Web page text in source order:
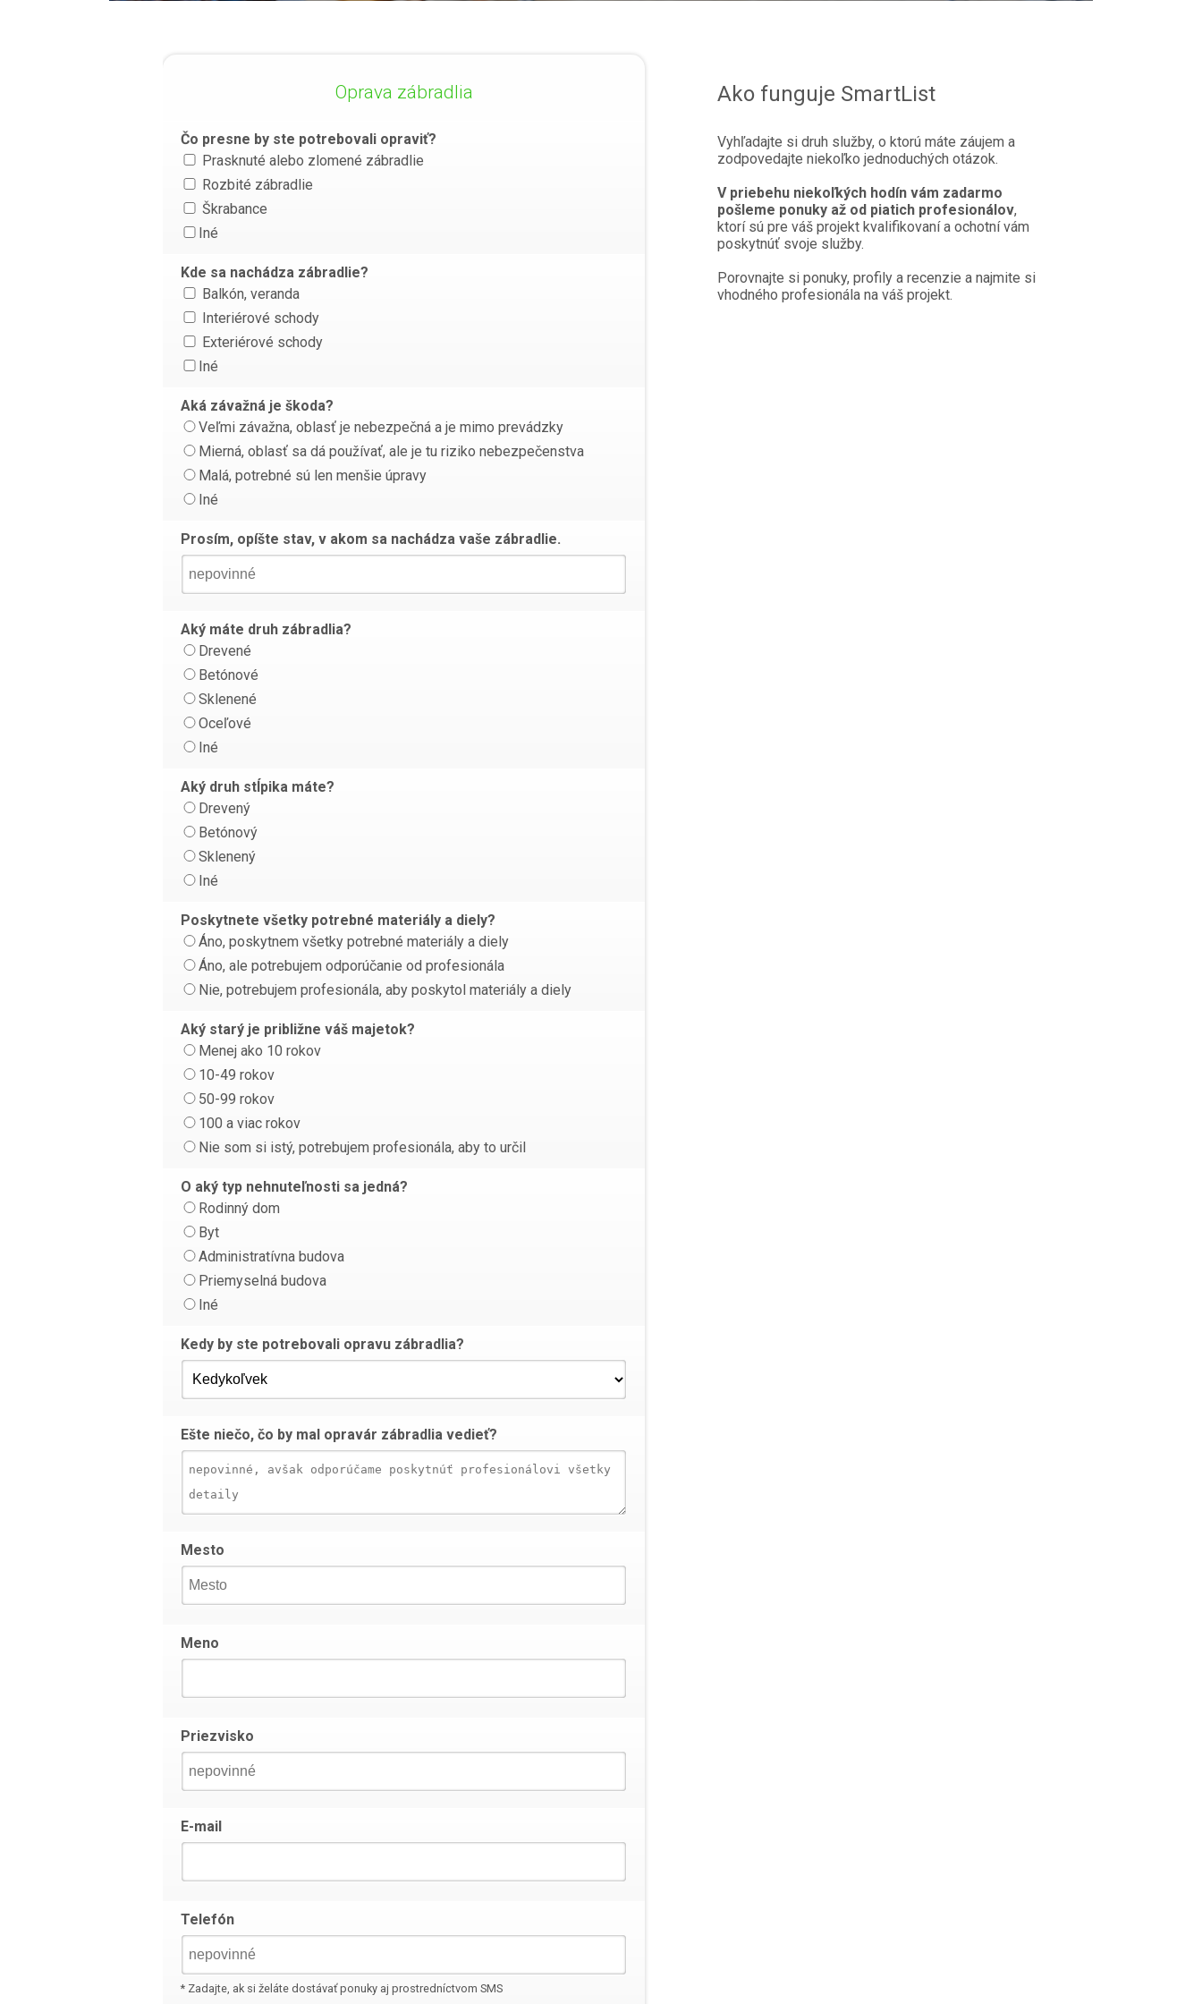
Ako funguje SmartList
Vyhľadajte si druh služby, o ktorú máte záujem a
zodpovedajte niekoľko jednoduchých otázok.
V priebehu niekoľkých hodín vám zadarmo
pošleme ponuky až od piatich profesionálov,
ktorí sú pre váš projekt kvalifikovaní a ochotní vám
poskytnúť svoje služby.
Porovnajte si ponuky, profily a recenzie a najmite si
vhodného profesionála na váš projekt.
Oprava zábradlia
Čo presne by ste potrebovali opraviť?
Prasknuté alebo zlomené zábradlie
Rozbité zábradlie
Škrabance
Iné
Kde sa nachádza zábradlie?
Balkón, veranda
Interiérové schody
Exteriérové schody
Iné
Aká závažná je škoda?
Veľmi závažna, oblasť je nebezpečná a je mimo prevádzky
Mierná, oblasť sa dá používať, ale je tu riziko nebezpečenstva
Malá, potrebné sú len menšie úpravy
Iné
Prosím, opíšte stav, v akom sa nachádza vaše zábradlie.
Aký máte druh zábradlia?
Drevené
Betónové
Sklenené
Oceľové
Iné
Aký druh stĺpika máte?
Drevený
Betónový
Sklenený
Iné
Poskytnete všetky potrebné materiály a diely?
Áno, poskytnem všetky potrebné materiály a diely
Áno, ale potrebujem odporúčanie od profesionála
Nie, potrebujem profesionála, aby poskytol materiály a diely
Aký starý je približne váš majetok?
Menej ako 10 rokov
10-49 rokov
50-99 rokov
100 a viac rokov
Nie som si istý, potrebujem profesionála, aby to určil
O aký typ nehnuteľnosti sa jedná?
Rodinný dom
Byt
Administratívna budova
Priemyselná budova
Iné
Kedy by ste potrebovali opravu zábradlia?
Ešte niečo, čo by mal opravár zábradlia vedieť?
Mesto
Meno
Priezvisko
E-mail
Telefón
* Zadajte, ak si želáte dostávať ponuky aj prostredníctvom SMS